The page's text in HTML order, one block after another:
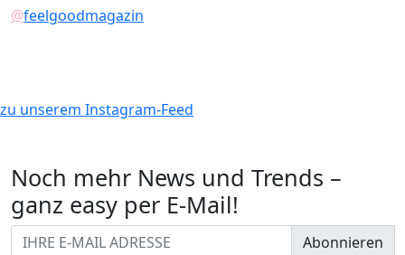
@feelgoodmagazin
zu unserem Instagram-Feed
Noch mehr News und Trends –
ganz easy per E-Mail!
Abonnieren